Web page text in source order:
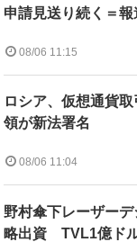
申請見送り続く＝報
08/06 11:15
ロシア、仮想通貨
領が新法署名
08/06 11:04
野村傘下レーザー
略出資 TVL1億ド